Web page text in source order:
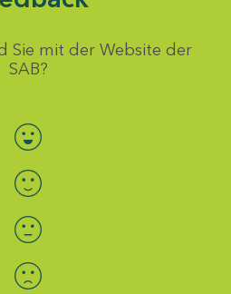
Sie mit der Website der
SAB?
Bewertung auswählen